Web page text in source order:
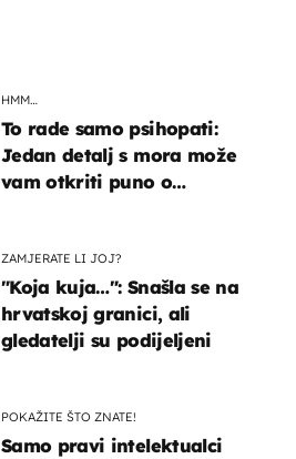
HMM…
To rade samo psihopati:
Jedan detalj s mora može
vam otkriti puno o
ZAMJERATE LI JOJ?
"Koja kuja…": Snašla se na
hrvatskoj granici, ali
gledatelji su podijeljeni
POKAŽITE ŠTO ZNATE!
Samo pravi intelektualci